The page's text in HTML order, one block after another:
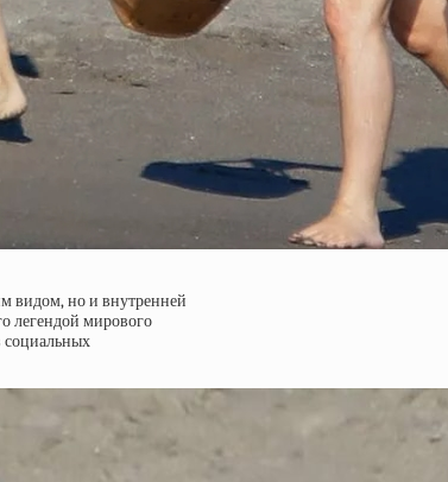
видом, но и внутренней
легендой мирового
социальных